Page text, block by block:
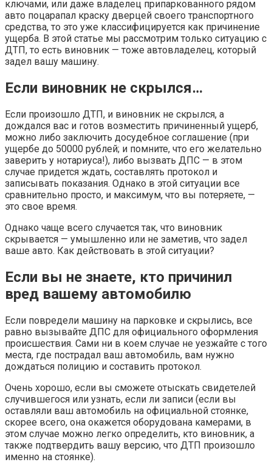
ключами, или даже владелец припаркованного рядом
авто поцарапал краску дверцей своего транспортного
средства, то это уже классифицируется как причинение
ущерба. В этой статье мы рассмотрим только ситуацию с
ДТП, то есть виновник — тоже автовладелец, который
задел вашу машину.
Если виновник не скрылся…
Если произошло ДТП, и виновник не скрылся, а
дождался вас и готов возместить причиненный ущерб,
можно либо заключить досудебное соглашение (при
ущербе до 50000 рублей; и помните, что его желательно
заверить у нотариуса!), либо вызвать ДПС — в этом
случае придется ждать, составлять протокол и
записывать показания. Однако в этой ситуации все
сравнительно просто, и максимум, что вы потеряете, —
это свое время.
Однако чаще всего случается так, что виновник
скрывается — умышленно или не заметив, что задел
ваше авто. Как действовать в этой ситуации?
Если вы не знаете, кто причинил
вред вашему автомобилю
Если повредели машину на парковке и скрылись, все
равно вызывайте ДПС для официального оформления
происшествия. Сами ни в коем случае не уезжайте с того
места, где пострадал ваш автомобиль, вам нужно
дождаться полицию и составить протокол.
Очень хорошо, если вы сможете отыскать свидетелей
случившегося или узнать, если ли записи (если вы
оставляли ваш автомобиль на официальной стоянке,
скорее всего, она окажется оборудована камерами, в
этом случае можно легко определить, кто виновник, а
также подтвердить вашу версию, что ДТП произошло
именно на стоянке).